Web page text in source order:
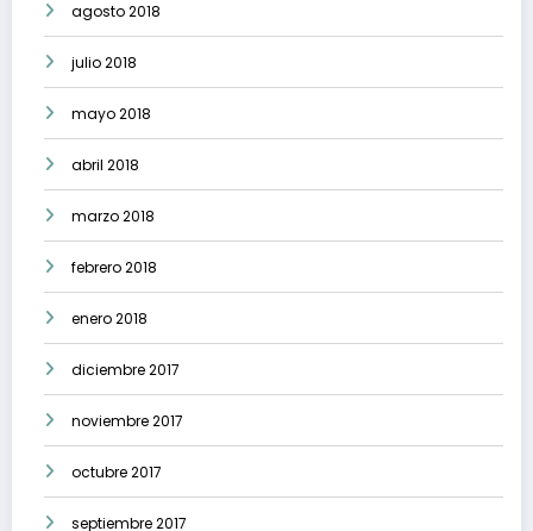
agosto 2018
julio 2018
mayo 2018
abril 2018
marzo 2018
febrero 2018
enero 2018
diciembre 2017
noviembre 2017
octubre 2017
septiembre 2017